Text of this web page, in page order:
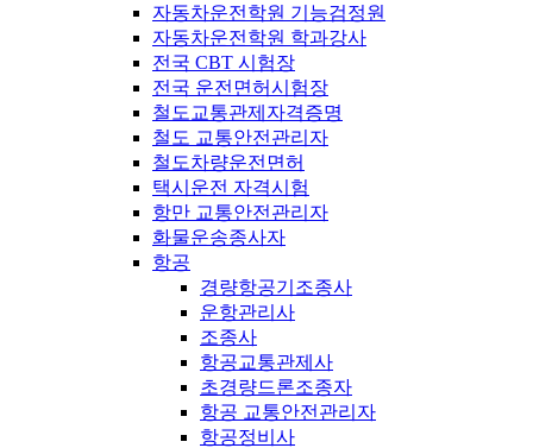
자동차운전학원 기능검정원
자동차운전학원 학과강사
전국 CBT 시험장
전국 운전면허시험장
철도교통관제자격증명
철도 교통안전관리자
철도차량운전면허
택시운전 자격시험
항만 교통안전관리자
화물운송종사자
항공
경량항공기조종사
운항관리사
조종사
항공교통관제사
초경량드론조종자
항공 교통안전관리자
항공정비사